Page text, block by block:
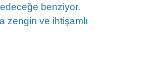
benziyor.
zengin ve ihtişamlı